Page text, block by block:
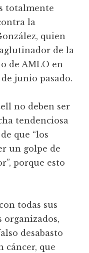
totalmente
la
quien
de la
de AMLO en
junio pasado.
no deben ser
tendenciosa
que “los
un golpe de
porque esto
todas sus
organizados,
desabasto
cáncer, que